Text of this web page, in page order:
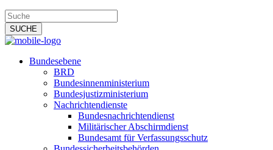
Bundesebene
BRD
Bundesinnenministerium
Bundesjustizministerium
Nachrichtendienste
Bundesnachrichtendienst
Militärischer Abschirmdienst
Bundesamt für Verfassungsschutz